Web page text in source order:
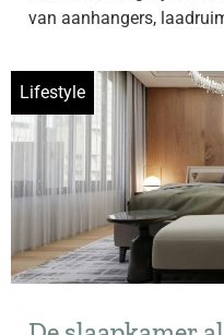
van aanhangers,
Lifestyle